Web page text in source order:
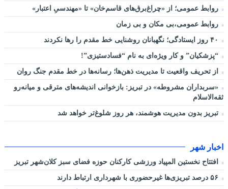
روابط عمومی؛ از «چراغ‌برق‌های قاسم‌خان» تا «مهندسیِ اعتبار»
روابط عمومی،بی مکان و بی زمان
“پزشکیان” و کار ویژه‌ای به نام “فسادستیزی”!
از تحریف واقعیت تا مدیریت ذهن‌ها؛ رسانه‌ها در خط مقدم جنگ روان
«سربداران مشروطه» در تبریز: بازخوانی اندیشه‌های مترقی و میانه‌رو
ثقه‌الاسلام
تبریز بدون مدیریت هوشمند، هر روز شلوغ‌تر خواهد شد
اخبار شهر
افتتاح نخستین المپیاد ورزشی کارکنان حوزه فضای سبز کلان‌شهر تبریز